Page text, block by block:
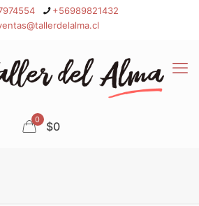
+56989821432
0 $0